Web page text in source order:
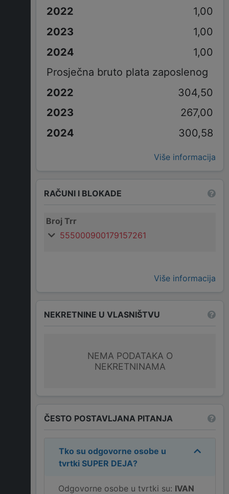
1,00
1,00
1,00
Prosječna bruto plata zaposlenog
304,50
267,00
300,58
Više informacija
RAČUNI I BLOKADE
Broj Trr
555000900179157261
Više informacija
NEKRETNINE U VLASNIŠTVU
NEMA PODATAKA O
NEKRETNINAMA
ČESTO POSTAVLJANA PITANJA
Tko su odgovorne osobe u
tvrtki SUPER DEJA?
Odgovorne osobe u tvrtki su: IVAN